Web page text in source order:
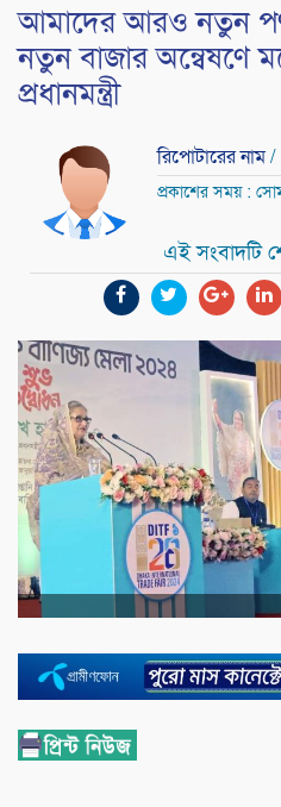
আমাদের আরও নতুন
নতুন বাজার অন্বেষণে
প্রধানমন্ত্রী
রিপোটারের নাম/
প্রকাশের সময় :
এই সংবাদটি